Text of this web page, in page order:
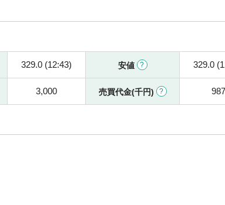
329.0 (12:43) 安値 329.0
3,000 売買代金(千円) 987